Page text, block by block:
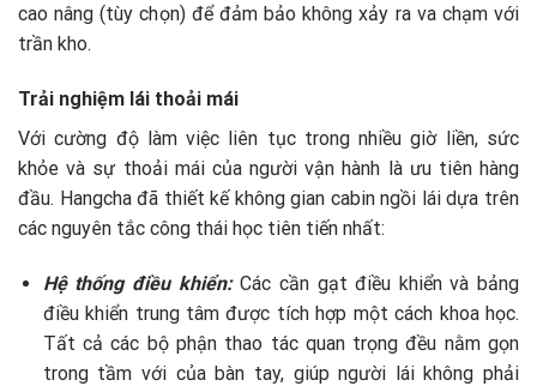
cao nâng (tùy chọn) để đảm bảo không xảy ra va chạm với
trần kho.
Trải nghiệm lái thoải mái
Với cường độ làm việc liên tục trong nhiều giờ liền, sức
khỏe và sự thoải mái của người vận hành là ưu tiên hàng
đầu. Hangcha đã thiết kế không gian cabin ngồi lái dựa trên
các nguyên tắc công thái học tiên tiến nhất:
Hệ thống điều khiển:Các cần gạt điều khiển và bảng
điều khiển trung tâm được tích hợp một cách khoa học.
Tất cả các bộ phận thao tác quan trọng đều nằm gọn
trong tầm với của bàn tay, giúp người lái không phải